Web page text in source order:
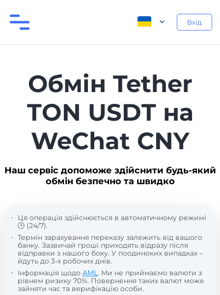
Вхід
Обмін Tether
TON USDT на
WeChat CNY
Наш сервіс допоможе здійснити будь-який
обмін безпечно та швидко
Ця операція здійснюється в автоматичному режимі
🕒 (24/7).
Термін зарахування переказу залежить від вашого
банку. Зазвичай гроші приходять відразу після
відправки з нашого боку. У поодиноких випадках –
йдуть до 3-х робочих днів.
Інформація щодо AML. Ми не приймаємо валюти з
рівнем ризику 70%. Повернення таких валют може
зайняти час та верифікацію особи.